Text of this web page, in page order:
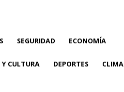
SEGURIDAD ECONOMÍA
CULTURA DEPORTES CLIMA